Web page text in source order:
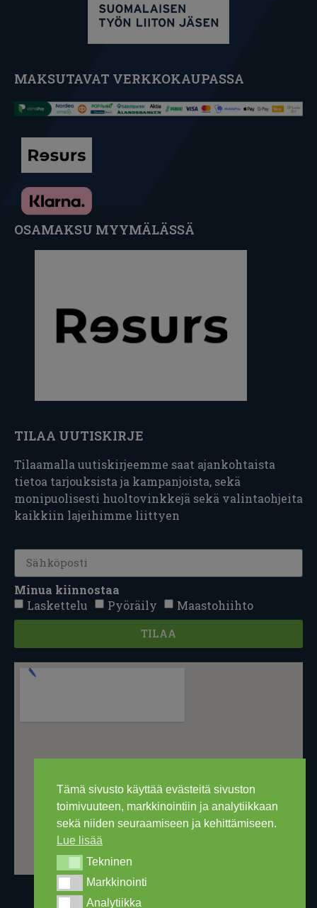
Tämä sivusto käyttää evästeitä sivuston
toimivuuteen, markkinointiin ja analytiikkaan
sekä niiden seuraamiseen ja kehittämiseen.
Lue lisää
TekninenTekninen
MarkkinointiMarkkinointi
AnalytiikkaAnalytiikka
MAKSUTAVAT VERKKOKAUPASSA
OSAMAKSU MYYMÄLÄSSÄ
TILAA UUTISKIRJE
Tilaamalla uutiskirjeemme saat ajankohtaista
tietoa tarjouksista ja kampanjoista, sekä
monipuolisesti huoltovinkkejä sekä valintaohjeita
kaikkiin lajeihimme liittyen
Minua kiinnostaa
Laskettelu
Pyöräily Maastohiihto
TILAA